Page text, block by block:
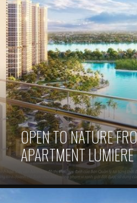
OPEN TO NATURE
APARTMENT